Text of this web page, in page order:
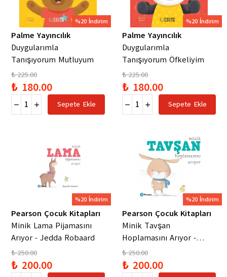
%20 İndirim
Palme Yayıncılık
Duygularımla
Tanışıyorum Mutluyum
₺ 225.00
₺ 180.00
Sepete Ekle
%20 İndirim
Palme Yayıncılık
Duygularımla
Tanışıyorum Öfkeliyim
₺ 225.00
₺ 180.00
Sepete Ekle
%20 İndirim
Pearson Çocuk Kitapları
Minik Lama Pijamasını
Arıyor - Jedda Robaard
₺ 250.00
₺ 200.00
%20 İndirim
Pearson Çocuk Kitapları
Minik Tavşan
Hoplamasını Arıyor -
Jedda Robaard
₺ 250.00
₺ 200.00